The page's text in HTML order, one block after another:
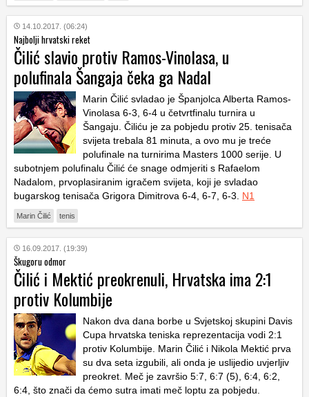
14.10.2017. (06:24)
Najbolji hrvatski reket
Čilić slavio protiv Ramos-Vinolasa, u
polufinala Šangaja čeka ga Nadal
Marin Čilić svladao je Španjolca Alberta Ramos-
Vinolasa 6-3, 6-4 u četvrtfinalu turnira u
Šangaju. Čiliću je za pobjedu protiv 25. tenisača
svijeta trebala 81 minuta, a ovo mu je treće
polufinale na turnirima Masters 1000 serije. U
subotnjem polufinalu Čilić će snage odmjeriti s Rafaelom
Nadalom, prvoplasiranim igračem svijeta, koji je svladao
bugarskog tenisača Grigora Dimitrova 6-4, 6-7, 6-3. N1
Marin Čilić tenis
16.09.2017. (19:39)
Škugoru odmor
Čilić i Mektić preokrenuli, Hrvatska ima 2:1
protiv Kolumbije
Nakon dva dana borbe u Svjetskoj skupini Davis
Cupa hrvatska teniska reprezentacija vodi 2:1
protiv Kolumbije. Marin Čilić i Nikola Mektić prva
su dva seta izgubili, ali onda je uslijedio uvjerljiv
preokret. Meč je završio 5:7, 6:7 (5), 6:4, 6:2,
6:4, što znači da ćemo sutra imati meč loptu za pobjedu.